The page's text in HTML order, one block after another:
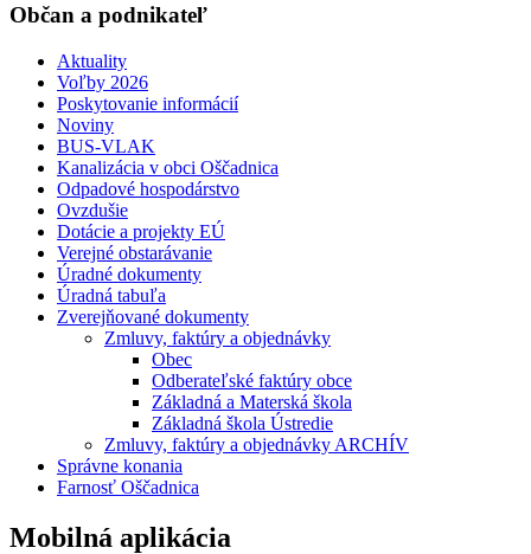
Občan a podnikateľ
Aktuality
Voľby 2026
Poskytovanie informácií
Noviny
BUS-VLAK
Kanalizácia v obci Oščadnica
Odpadové hospodárstvo
Ovzdušie
Dotácie a projekty EÚ
Verejné obstarávanie
Úradné dokumenty
Úradná tabuľa
Zverejňované dokumenty
Zmluvy, faktúry a objednávky
Obec
Odberateľské faktúry obce
Základná a Materská škola
Základná škola Ústredie
Zmluvy, faktúry a objednávky ARCHÍV
Správne konania
Farnosť Oščadnica
Mobilná aplikácia